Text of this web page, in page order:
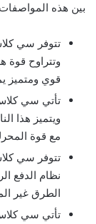
بين هذه
تتوفر سي
قوي ومتميز
ويتميز هذا
مع قوة
تتوفر سي
نظام الدفع
الطرق غير
تأتي سي كلاس